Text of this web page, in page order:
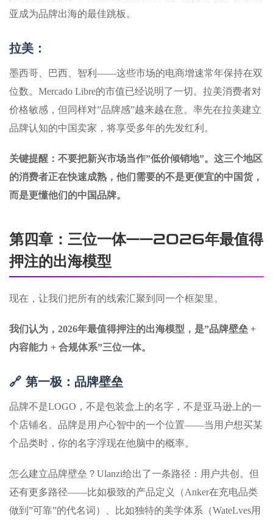
亚成为品牌出海的最佳跳板。
拉美：
墨西哥、巴西、智利——这些市场的电商增速常年保持在双
位数。Mercado Libre的市值已经说明了一切。拉美消费者对
价格敏感，但同样对”品牌感”越来越在意。率先在拉美建立
品牌认知的中国卖家，将享受多年的先发红利。
关键提醒：不要把新兴市场当作”低价倾销地”。这三个地区
的消费者正在快速成熟，他们需要的不是更便宜的中国货，
而是更懂他们的中国品牌。
第四章：三位一体——2026年最值得
押注的出海模型
现在，让我们把所有的线索汇聚到同一个框架里。
我们认为，2026年最值得押注的出海模型，是”品牌壁垒 +
内容能力 + 合规体系”三位一体。
🔗 第一极：品牌壁垒
品牌不是LOGO，不是包装盒上的名字，不是亚马逊上的一
个店铺名。品牌是用户心智中的一个位置——当用户想买某
个品类时，你的名字浮现在他脑中的概率。
怎么建立品牌壁垒？Ulanzi给出了一条路径：用户共创。但
还有更多路径——比如极致的产品定义（Anker在充电品类
做到”可靠”的代名词）、比如独特的美学体系（WateLves用